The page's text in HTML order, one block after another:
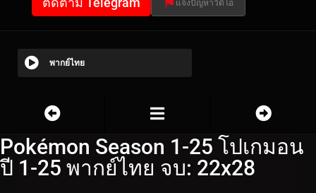
แจ้งปัญหาวีดีโอ
พากย์ไทย
Pokémon Season 1-25 โปเกมอน
ปี 1-25 พากย์ไทย จบ: 22x28